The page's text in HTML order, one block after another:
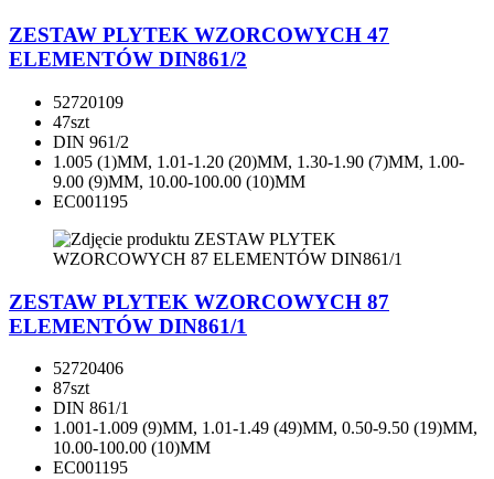
ZESTAW PLYTEK WZORCOWYCH 47
ELEMENTÓW DIN861/2
52720109
47szt
DIN 961/2
1.005 (1)MM, 1.01-1.20 (20)MM, 1.30-1.90 (7)MM, 1.00-
9.00 (9)MM, 10.00-100.00 (10)MM
EC001195
ZESTAW PLYTEK WZORCOWYCH 87
ELEMENTÓW DIN861/1
52720406
87szt
DIN 861/1
1.001-1.009 (9)MM, 1.01-1.49 (49)MM, 0.50-9.50 (19)MM,
10.00-100.00 (10)MM
EC001195